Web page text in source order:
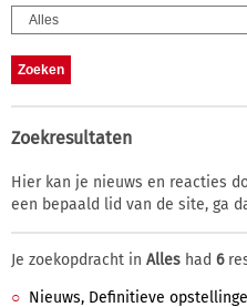
Zoekresultaten
Hier kan je nieuws en reacties
een bepaald lid van de site, ga
Je zoekopdracht in Alles had 6
Nieuws, Definitieve